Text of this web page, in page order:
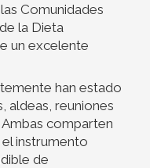
Comunidades
la Dieta
un excelente
han estado
aldeas, reuniones
comparten
instrumento
de